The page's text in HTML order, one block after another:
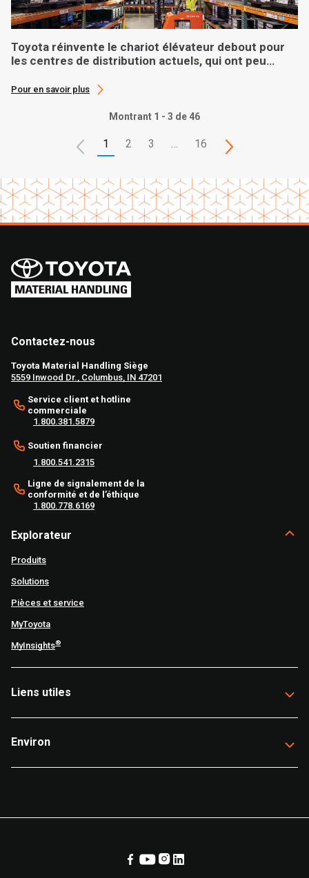
Toyota réinvente le chariot élévateur debout pour
les centres de distribution actuels, qui ont peu
Pour en savoir plus
Montrant 1 - 3 de 46
1 2 3 … 16
Contactez-nous
Toyota Material Handling Siège
5559 Inwood Dr., Columbus, IN 47201
Service client et hotline
commerciale
1.800.381.5879
Soutien financier
1.800.541.2315
Ligne de signalement de la
conformité et de l’éthique
1.800.778.6169
Explorateur
Produits
Solutions
Pièces et service
MyToyota
MyInsights®
Liens utiles
Environ